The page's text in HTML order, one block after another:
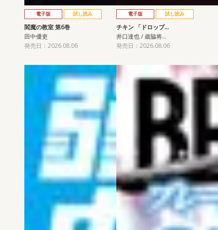
電子版 試し読み
閻魔の教室 第6巻
田中優吏
発売日：2026.08.06
電子版 試し読み
チキン 「ドロップ…
井口達也 / 歳脇将…
発売日：2026.08.06